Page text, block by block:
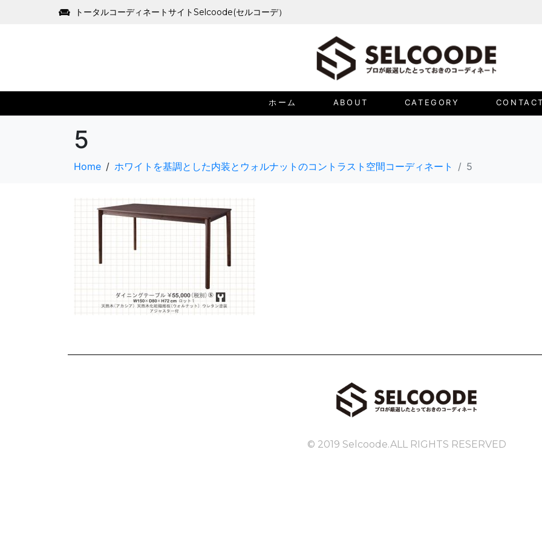
トータルコーディネートサイトSelcoode(セルコーデ）
ホーム ABOUT CATEGORY
5
Home ホワイトを基調とした内装とウォルナットのコントラスト空間コーディネート 5
© 2019 Selcoode.ALL RIGHTS RESERVED